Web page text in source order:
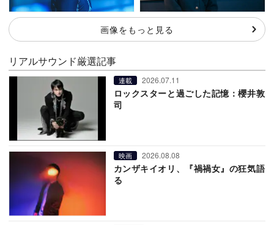
画像をもっと見る
リアルサウンド厳選記事
連載 2026.07.11
ロックスターと過ごした記憶：櫻井敦
司
映画 2026.08.08
カンザキイオリ、『禍禍女』の狂気語
る